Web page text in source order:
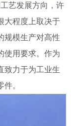
艺发展方向，许
大程度上取决于
规模生产对高性
使用要求。作为
致力于为工业生
。